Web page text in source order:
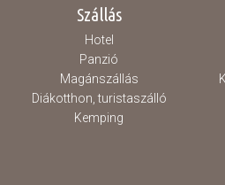
Szállás
Hotel
Panzió
Magánszállás
Diákotthon, turistaszálló
Kemping